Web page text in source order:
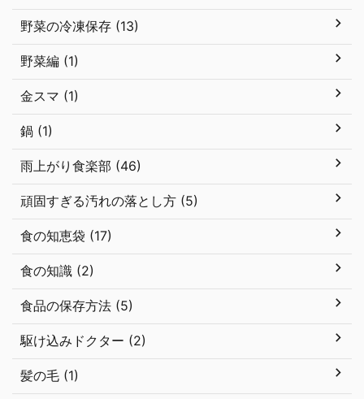
野菜の冷凍保存 (13)
野菜編 (1)
金スマ (1)
鍋 (1)
雨上がり食楽部 (46)
頑固すぎる汚れの落とし方 (5)
食の知恵袋 (17)
食の知識 (2)
食品の保存方法 (5)
駆け込みドクター (2)
髪の毛 (1)